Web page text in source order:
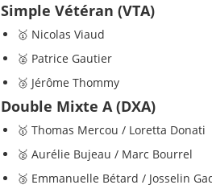
Simple Vétéran (VTA)
🥇 Nicolas Viaud
🥈 Patrice Gautier
🥉 Jérôme Thommy
Double Mixte A (DXA)
🥇 Thomas Mercou / Loretta Donati
🥈 Aurélie Bujeau / Marc Bourrel
🥉 Emmanuelle Bétard / Josselin